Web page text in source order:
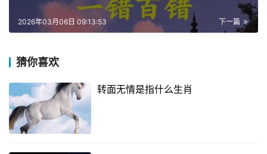
下一篇
2026年03月06日 09:13:53
猜你喜欢
转面无情是指什么生肖